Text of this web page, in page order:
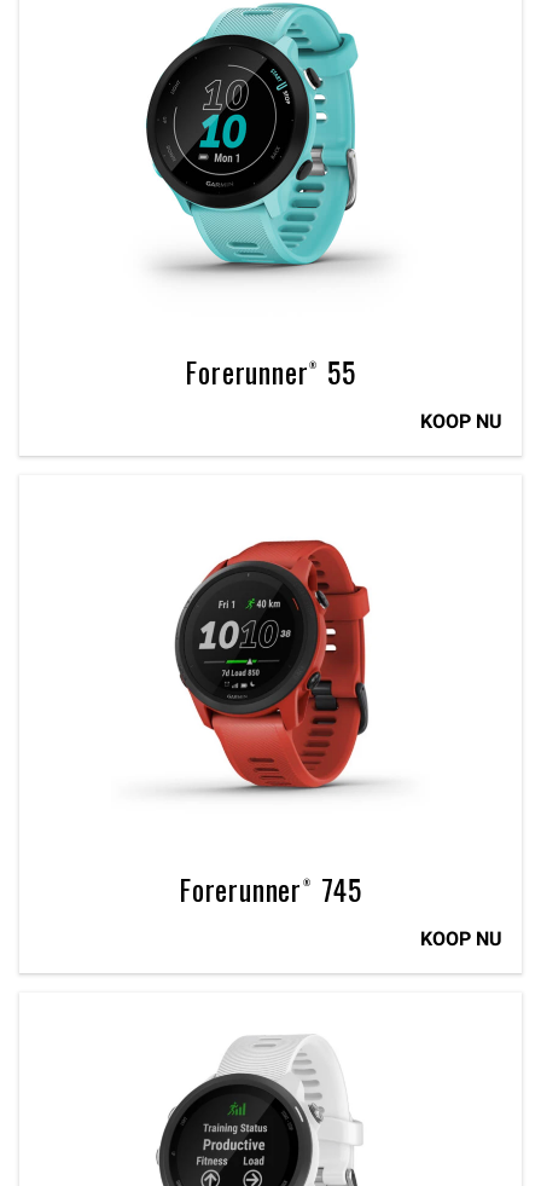
Forerunner® 55
KOOP NU
Forerunner® 745
KOOP NU